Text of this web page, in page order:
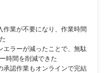
作業が不要になり、作業時間
エラーが減ったことで、無駄
時間を削減できた
承認作業もオンラインで完結